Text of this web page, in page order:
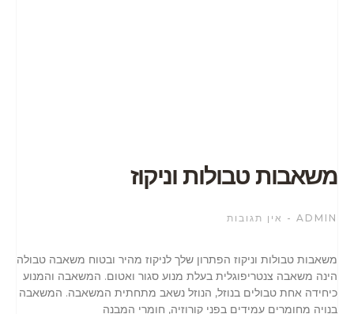
משאבות טבולות וניקוז
ADMIN אין תגובות
משאבות טבולות וניקוז הפתרון שלך לניקוז מהיר ובטוח משאבה טבולה
הינה משאבה צנטריפוגלית בעלת מנוע סגור ואטום. המשאבה והמנוע
כיחידה אחת טבולים בנוזל, הנוזל נשאב מתחתית המשאבה. המשאבה
בנויה מחומרים עמידים בפני קורוזיה, חומרי המבנה